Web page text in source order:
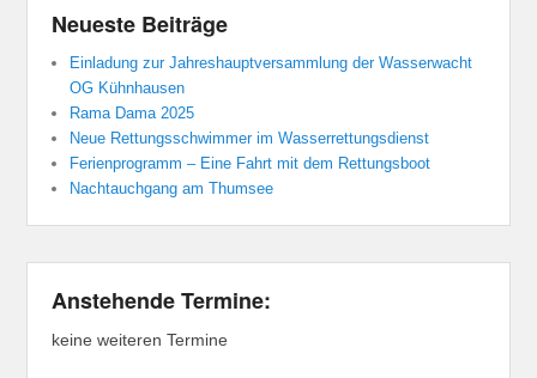
Neueste Beiträge
Einladung zur Jahreshauptversammlung der Wasserwacht
OG Kühnhausen
Rama Dama 2025
Neue Rettungsschwimmer im Wasserrettungsdienst
Ferienprogramm – Eine Fahrt mit dem Rettungsboot
Nachtauchgang am Thumsee
Anstehende Termine:
keine weiteren Termine